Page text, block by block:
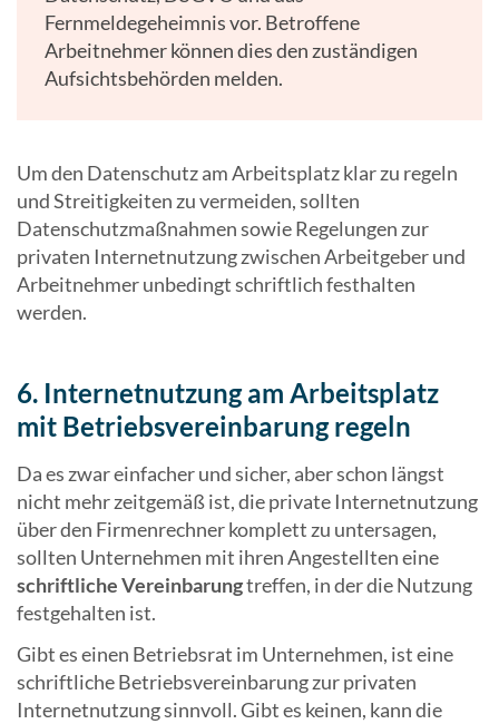
Fernmeldegeheimnis vor. Betroffene
Arbeitnehmer können dies den zuständigen
Aufsichtsbehörden melden.
Um den Datenschutz am Arbeitsplatz klar zu regeln
und Streitigkeiten zu vermeiden, sollten
Datenschutzmaßnahmen sowie Regelungen zur
privaten Internetnutzung zwischen Arbeitgeber und
Arbeitnehmer unbedingt schriftlich festhalten
werden.
6. Internetnutzung am Arbeitsplatz
mit Betriebsvereinbarung regeln
Da es zwar einfacher und sicher, aber schon längst
nicht mehr zeitgemäß ist, die private Internetnutzung
über den Firmenrechner komplett zu untersagen,
sollten Unternehmen mit ihren Angestellten eine
schriftliche Vereinbarungtreffen, in der die Nutzung
festgehalten ist.
Gibt es einen Betriebsrat im Unternehmen, ist eine
schriftliche Betriebsvereinbarung zur privaten
Internetnutzung sinnvoll. Gibt es keinen, kann die